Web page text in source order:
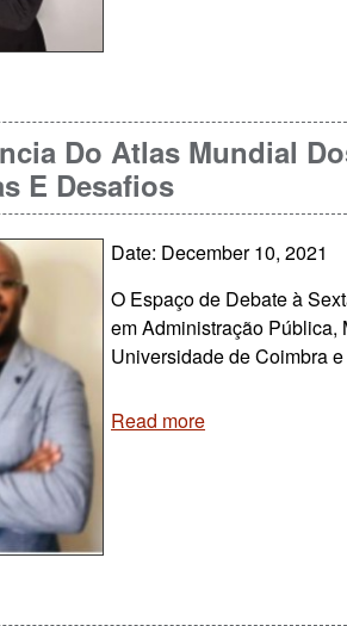
Do Atlas Mundial
E Desafios
Date: December 10, 2021
O Espaço de Debate à
em Administração Pública,
Universidade de Coimbra
Read more